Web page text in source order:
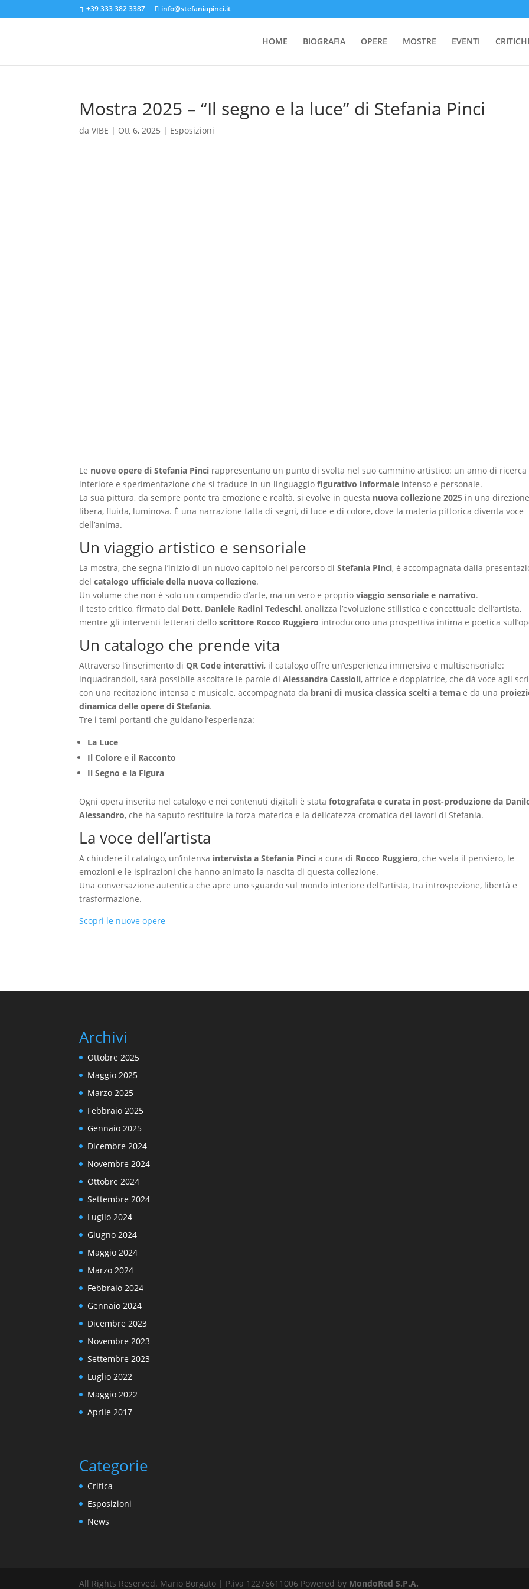
+39 333 382 3387 info@stefaniapinci.it
HOME BIOGRAFIA OPERE MOSTRE EVENTI
Mostra 2025 – “Il segno e la luce” di Stefania Pinci
daVIBE | Ott 6, 2025 | Esposizioni
Le nuove opere di Stefania Pinci rappresentano un punto di svolta nel suo cammino artistico: un anno di ricerca
interiore e sperimentazione che si traduce in un linguaggiofigurativo informale intenso e personale.
La sua pittura, da sempre ponte tra emozione e realtà, si evolve in questa nuova collezione 2025 in una
libera, fluida, luminosa. È una narrazione fatta di segni, di luce e di colore, dove la materia pittorica diventa voce
dell’anima.
Un viaggio artistico e sensoriale
La mostra, che segna l’inizio di un nuovo capitolo nel percorso diStefania Pinci, è accompagnata dalla
delcatalogo ufficiale della nuova collezione.
Un volume che non è solo un compendio d’arte, ma un vero e proprioviaggio sensoriale e narrativo.
Il testo critico, firmato dal Dott. Daniele Radini Tedeschi, analizza l’evoluzione stilistica e concettuale dell’artista,
mentre gli interventi letterari delloscrittore Rocco Ruggiero introducono una prospettiva intima e poetica
Un catalogo che prende vita
Attraverso l’inserimento diQR Code interattivi, il catalogo offre un’esperienza immersiva e multisensoriale:
inquadrandoli, sarà possibile ascoltare le parole diAlessandra Cassioli, attrice e doppiatrice, che dà voce agli
con una recitazione intensa e musicale, accompagnata da brani di musica classica scelti a tema e da una
dinamica delle opere di Stefania.
Tre i temi portanti che guidano l’esperienza:
La Luce
Il Colore e il Racconto
Il Segno e la Figura
Ogni opera inserita nel catalogo e nei contenuti digitali è statafotografata e curata in post-produzione da
Alessandro, che ha saputo restituire la forza materica e la delicatezza cromatica dei lavori di Stefania.
La voce dell’artista
A chiudere il catalogo, un’intensa intervista a Stefania Pinci a cura di Rocco Ruggiero, che svela il pensiero, le
emozioni e le ispirazioni che hanno animato la nascita di questa collezione.
Una conversazione autentica che apre uno sguardo sul mondo interiore dell’artista, tra introspezione, libertà e
trasformazione.
Scopri le nuove opere
Archivi
Ottobre 2025
Maggio 2025
Marzo 2025
Febbraio 2025
Gennaio 2025
Dicembre 2024
Novembre 2024
Ottobre 2024
Settembre 2024
Luglio 2024
Giugno 2024
Maggio 2024
Marzo 2024
Febbraio 2024
Gennaio 2024
Dicembre 2023
Novembre 2023
Settembre 2023
Luglio 2022
Maggio 2022
Aprile 2017
Categorie
Critica
Esposizioni
News
All Rights Reserved. Mario Borgato | P.iva 12276611006 Powered by MondoRed S.P.A.